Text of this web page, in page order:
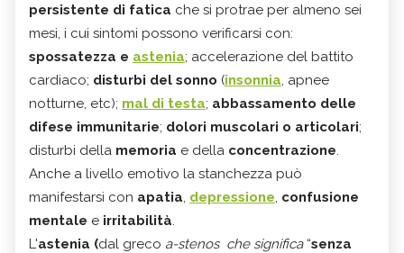
persistente di fatica che si protrae per almeno sei
mesi, i cui sintomi possono verificarsi con:
spossatezza e astenia; accelerazione del battito
cardiaco; disturbi del sonno (insonnia , apnee
notturne, etc); mal di testa; abbassamento delle
difese immunitarie; dolori muscolari o articolari;
disturbi della memoria e della concentrazione
Anche a livello emotivo la stanchezza può
manifestarsi con apatia depressione confusione
mentale e irritabilità
L'astenia (dal greco a-stenos che significa“senza